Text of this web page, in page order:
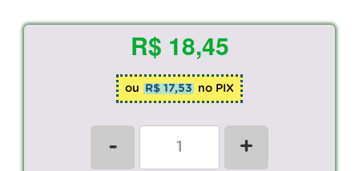
R$ 18,45
ou R$ 17,53 no PIX
- +